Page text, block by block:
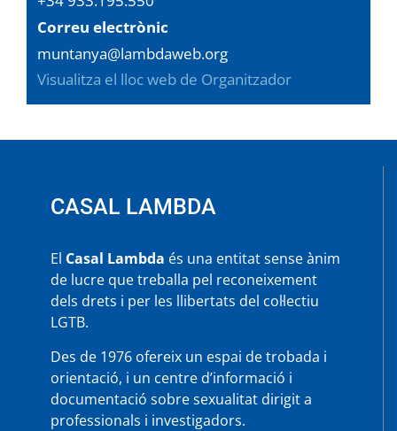
Correu electrònic
muntanya@lambdaweb.org
Visualitza el lloc web de Organitzador
CASAL LAMBDA
El Casal Lambda és una entitat sense ànim
de lucre que treballa pel reconeixement
dels drets i per les llibertats del col·lectiu
LGTB.
Des de 1976 ofereix un espai de trobada i
orientació, i un centre d’informació i
documentació sobre sexualitat dirigit a
professionals i investigadors.